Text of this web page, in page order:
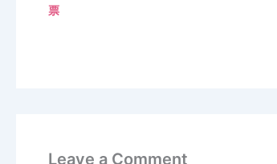
票
Leave a Comment